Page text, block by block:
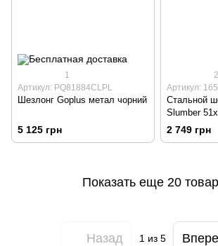
1
Артикул: PQ81884CLPL
Шезлонг Goplus метал чорний
5 125 грн
2
Артикул:
Стальной
Slumber
2 749 грн
Показать еще 20
Назад 1из 5